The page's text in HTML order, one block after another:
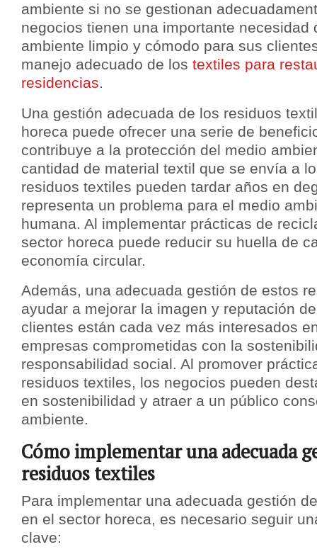
ambiente si no se gestionan
negocios tienen una importante necesidad
ambiente limpio y cómodo para sus
manejo adecuado de los textiles para
residencias.
Una gestión adecuada de los residuos
horeca puede ofrecer una serie de
contribuye a la protección del medio
cantidad de material textil que se envía a
residuos textiles pueden tardar años en
representa un problema para el medio
humana. Al implementar prácticas de
sector horeca puede reducir su huella de
economía circular.
Además, una adecuada gestión de estos
ayudar a mejorar la imagen y reputación
clientes están cada vez más interesados
empresas comprometidas con la
responsabilidad social. Al promover
residuos textiles, los negocios pueden
en sostenibilidad y atraer a un público
ambiente.
Cómo implementar una adecuada
residuos textiles
Para implementar una adecuada gestión
en el sector horeca, es necesario seguir
clave: